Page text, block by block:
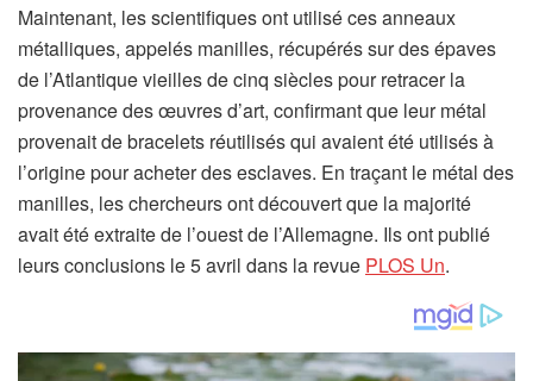
Maintenant, les scientifiques ont utilisé ces anneaux
métalliques, appelés manilles, récupérés sur des épaves
de l’Atlantique vieilles de cinq siècles pour retracer la
provenance des œuvres d’art, confirmant que leur métal
provenait de bracelets réutilisés qui avaient été utilisés à
l’origine pour acheter des esclaves. En traçant le métal des
manilles, les chercheurs ont découvert que la majorité
avait été extraite de l’ouest de l’Allemagne. Ils ont publié
leurs conclusions le 5 avril dans la revue PLOS Un(
’
o
.